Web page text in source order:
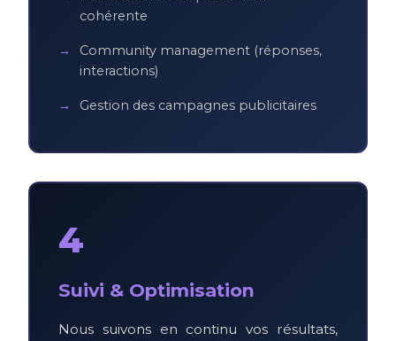
cohérente
Community management (réponses,
interactions)
Gestion des campagnes publicitaires
4
Suivi & Optimisation
Nous suivons en continu vos résultats,